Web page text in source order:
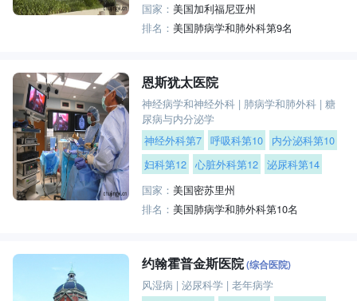
国家：美国加利福尼亚州
排名：美国肺病学和肺外科第9名
恩斯犹太医院
神经病学和神经外科 | 肺病学和肺外科 |糖
尿病与内分泌学
神经外科第7 呼吸科第10
内分泌科第10
妇科第12 心脏外科第12 泌尿科第14
国家：美国密苏里州
排名：美国肺病学和肺外科第10名
约翰霍普金斯医院(综合医院)
风湿病 |泌尿科学 |老年病学